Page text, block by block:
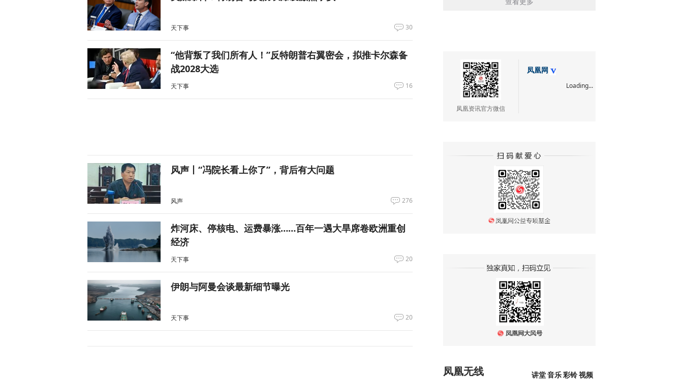
天下事 30
“他背叛了我们所有人！”反特朗普右翼密会，拟推卡尔森备
战2028大选
天下事 16
风声丨“冯院长看上你了”，背后有大问题
风声 276
炸河床、停核电、运费暴涨……百年一遇大旱席卷欧洲重创
经济
天下事 20
伊朗与阿曼会谈最新细节曝光
天下事 20
凤凰资讯官方微信
凤凰网
Loading...
讲堂 音乐 彩铃 视频
凤凰无线